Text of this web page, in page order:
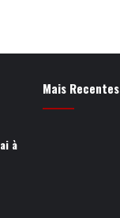
à
Mais Recentes